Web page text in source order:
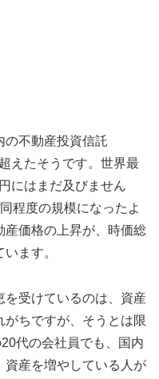
の不動産投資信託
えたそうです。世界最
にはまだ及びません
程度の規模になったよ
産価格の上昇が、時価総
ます。
を受けているのは、資産
がちですが、そうとは限
代の会社員でも、国内
資産を増やしている人が